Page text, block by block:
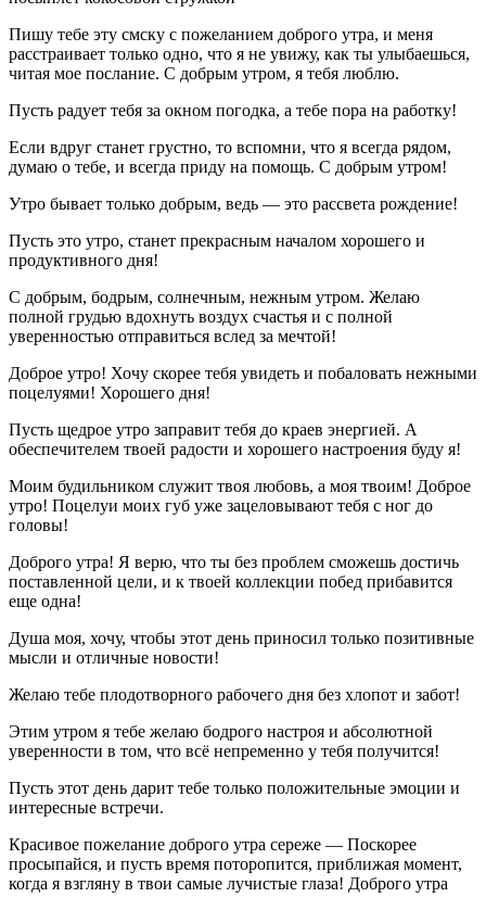
Пишу тебе эту смску с пожеланием доброго утра, и меня
расстраивает только одно, что я не увижу, как ты улыбаешься,
читая мое послание. С добрым утром, я тебя люблю.
Пусть радует тебя за окном погодка, а тебе пора на работку!
Если вдруг станет грустно, то вспомни, что я всегда рядом,
думаю о тебе, и всегда приду на помощь. С добрым утром!
Утро бывает только добрым, ведь — это рассвета рождение!
Пусть это утро, станет прекрасным началом хорошего и
продуктивного дня!
С добрым, бодрым, солнечным, нежным утром. Желаю
полной грудью вдохнуть воздух счастья и с полной
уверенностью отправиться вслед за мечтой!
Доброе утро! Хочу скорее тебя увидеть и побаловать нежными
поцелуями! Хорошего дня!
Пусть щедрое утро заправит тебя до краев энергией. А
обеспечителем твоей радости и хорошего настроения буду я!
Моим будильником служит твоя любовь, а моя твоим! Доброе
утро! Поцелуи моих губ уже зацеловывают тебя с ног до
головы!
Доброго утра! Я верю, что ты без проблем сможешь достичь
поставленной цели, и к твоей коллекции побед прибавится
еще одна!
Душа моя, хочу, чтобы этот день приносил только позитивные
мысли и отличные новости!
Желаю тебе плодотворного рабочего дня без хлопот и забот!
Этим утром я тебе желаю бодрого настроя и абсолютной
уверенности в том, что всё непременно у тебя получится!
Пусть этот день дарит тебе только положительные эмоции и
интересные встречи.
Красивое пожелание доброго утра сереже — Поскорее
просыпайся, и пусть время поторопится, приближая момент,
когда я взгляну в твои самые лучистые глаза! Доброго утра